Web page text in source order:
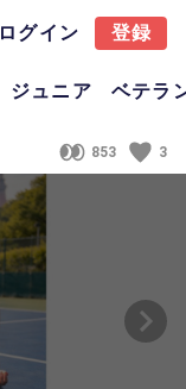
ログイン 登録
ジュニア ベテラ
853 3